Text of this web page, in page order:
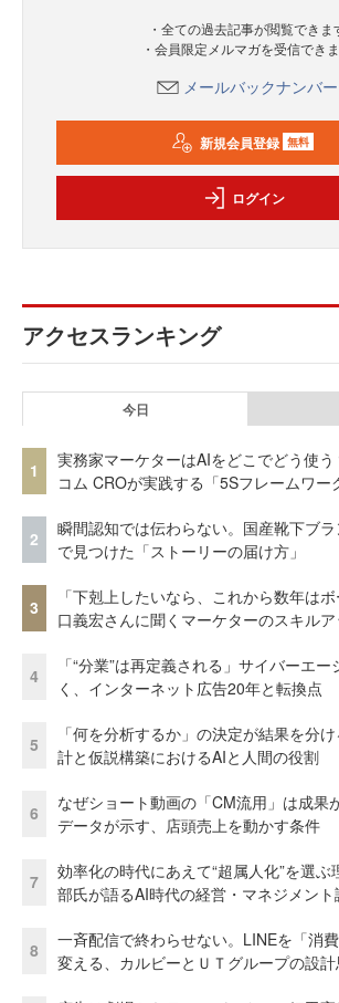
・全ての過去記事が閲覧できま
・会員限定メルマガを受信でき
メールバックナンバー
新規会員登録 無料
ログイン
アクセスランキング
今日
1
実務家マーケターはAIをどこでどう使う
コム CROが実践する「5Sフレームワー
2
瞬間認知では伝わらない。国産靴下ブ
で見つけた「ストーリーの届け方」
3
「下剋上したいなら、これから数年は
口義宏さんに聞くマーケターのスキル
4
「“分業”は再定義される」サイバーエ
く、インターネット広告20年と転換点
5
「何を分析するか」の決定が結果を分
計と仮説構築におけるAIと人間の役割
6
なぜショート動画の「CM流用」は成果
データが示す、店頭売上を動かす条件
7
効率化の時代にあえて“超属人化”を選
部氏が語るAI時代の経営・マネジメント
8
一斉配信で終わらせない。LINEを「消
変える、カルビーとＵＴグループの設計